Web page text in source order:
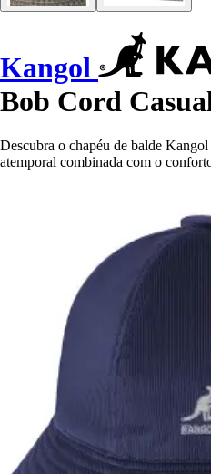
Kangol
Bob Cord
Descubra o chapéu de balde
atemporal combinada com o